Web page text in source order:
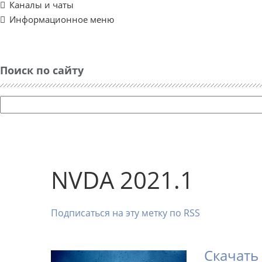
Каналы и чаты
Информационное меню
Поиск по сайту
NVDA 2021.1
Подписаться на эту метку по RSS